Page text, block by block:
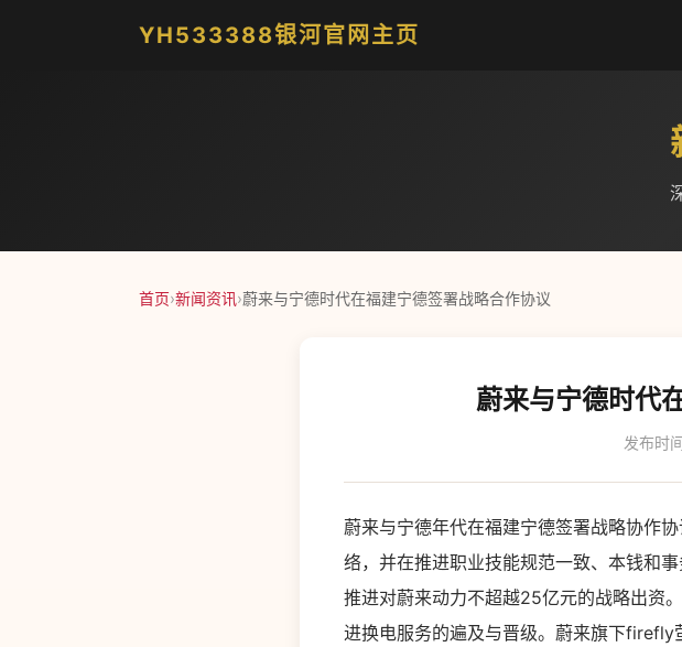
YH533388银河官网主页
首页›新闻资讯›蔚来与宁德时代在福建宁德签署战略合作协议
蔚来与宁德时代
发布时
蔚来与宁德年代在福建宁德签署战略协作
络，并在推进职业技能规范一致、本钱和
推进对蔚来动力不超越25亿元的战略出资
进换电服务的遍及与晋级。蔚来旗下